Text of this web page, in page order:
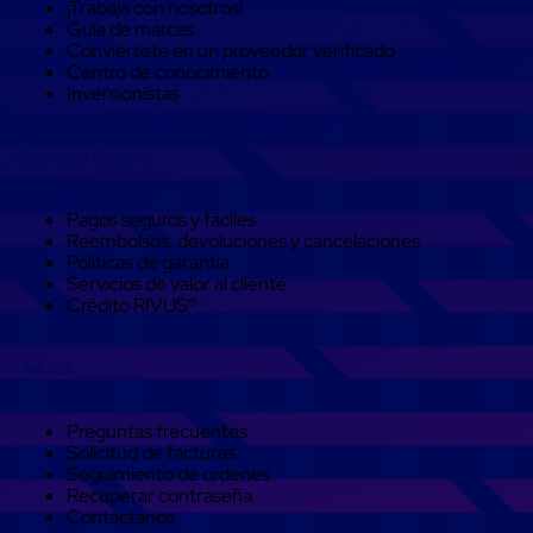
Carton
Corrugado
Freezer
Spacers
para
Congelación
Ultra
Flujo
Cintas
protectoras
Tela
Cinta
para
Ductos
y
¡Trabaja con nosotros!
Guía de marcas
Conviértete en un proveedor verificado
Centro de conocimiento
Inversionistas
Pagos seguros y fáciles
Reembolsos, devoluciones y cancelaciones
Políticas de garantía
Servicios de valor al cliente
Crédito RIVUS®
Preguntas frecuentes
Solicitud de facturas
Seguimiento de ordenes
Recuperar contraseña
Contáctanos